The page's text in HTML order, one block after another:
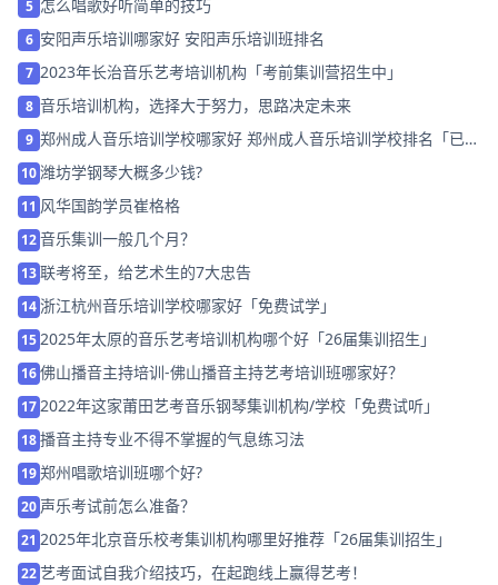
5 怎么唱歌好听简单的技巧
6 安阳声乐培训哪家好 安阳声乐培训班排名
7 2023年长治音乐艺考培训机构「考前集训营招生中」
8 音乐培训机构，选择大于努力，思路决定未来
9 郑州成人音乐培训学校哪家好 郑州成人音乐培训学校排名「已解
决」
10潍坊学钢琴大概多少钱?
11 风华国韵学员崔格格
12音乐集训一般几个月？
13联考将至，给艺术生的7大忠告
14浙江杭州音乐培训学校哪家好「免费试学」
152025年太原的音乐艺考培训机构哪个好「26届集训招生」
16佛山播音主持培训-佛山播音主持艺考培训班哪家好？
172022年这家莆田艺考音乐钢琴集训机构/学校「免费试听」
18播音主持专业不得不掌握的气息练习法
19郑州唱歌培训班哪个好?
20 声乐考试前怎么准备？
21 2025年北京音乐校考集训机构哪里好推荐「26届集训招生」
22艺考面试自我介绍技巧，在起跑线上赢得艺考！